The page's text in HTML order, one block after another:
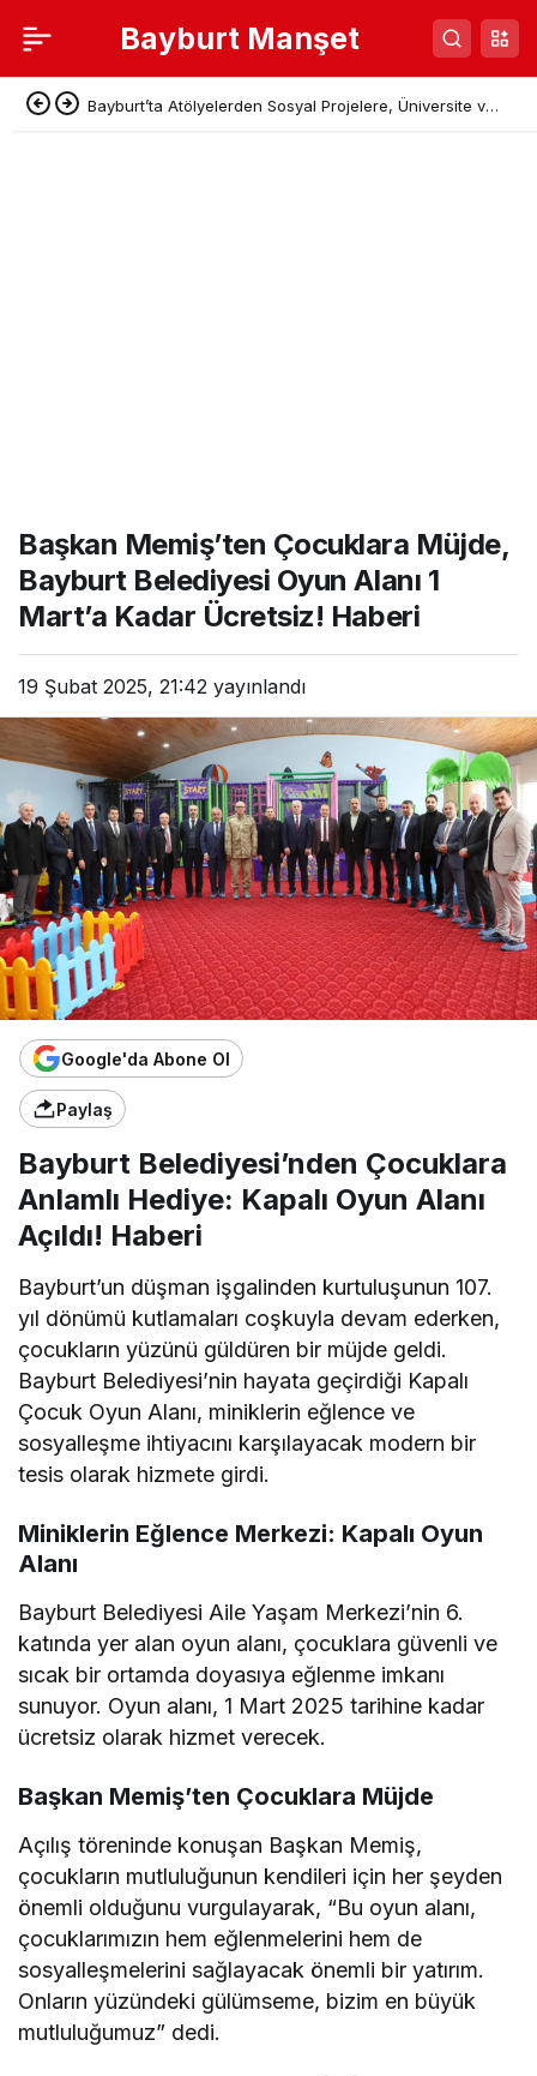
Bayburt Manşet
Bayburt’ta Atölyelerden Sosyal Projelere, Üniversite ve
Başkan Memiş’ten Çocuklara Müjde,
Bayburt Belediyesi Oyun Alanı 1
Mart’a Kadar Ücretsiz! Haberi
19 Şubat 2025, 21:42 yayınlandı
Google'da Abone Ol
Paylaş
Bayburt Belediyesi’nden Çocuklara
Anlamlı Hediye: Kapalı Oyun Alanı
Açıldı! Haberi
Bayburt’un düşman işgalinden kurtuluşunun 107.
yıl dönümü kutlamaları coşkuyla devam ederken,
çocukların yüzünü güldüren bir müjde geldi.
Bayburt Belediyesi’nin hayata geçirdiği Kapalı
Çocuk Oyun Alanı, miniklerin eğlence ve
sosyalleşme ihtiyacını karşılayacak modern bir
tesis olarak hizmete girdi.
Miniklerin Eğlence Merkezi: Kapalı Oyun
Alanı
Bayburt Belediyesi Aile Yaşam Merkezi’nin 6.
katında yer alan oyun alanı, çocuklara güvenli ve
sıcak bir ortamda doyasıya eğlenme imkanı
sunuyor. Oyun alanı, 1 Mart 2025 tarihine kadar
ücretsiz olarak hizmet verecek.
Başkan Memiş’ten Çocuklara Müjde
Açılış töreninde konuşan Başkan Memiş,
çocukların mutluluğunun kendileri için her şeyden
önemli olduğunu vurgulayarak, “Bu oyun alanı,
çocuklarımızın hem eğlenmelerini hem de
sosyalleşmelerini sağlayacak önemli bir yatırım.
Onların yüzündeki gülümseme, bizim en büyük
mutluluğumuz” dedi.